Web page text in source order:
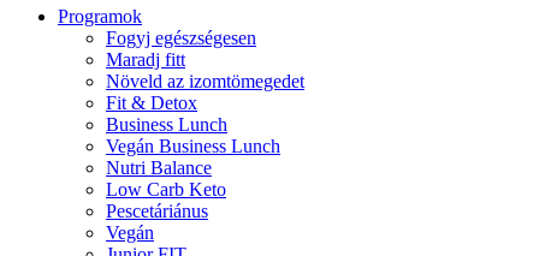
Programok
Fogyj egészségesen
Maradj fitt
Növeld az izomtömegedet
Fit & Detox
Business Lunch
Vegán Business Lunch
Nutri Balance
Low Carb Keto
Pescetáriánus
Vegán